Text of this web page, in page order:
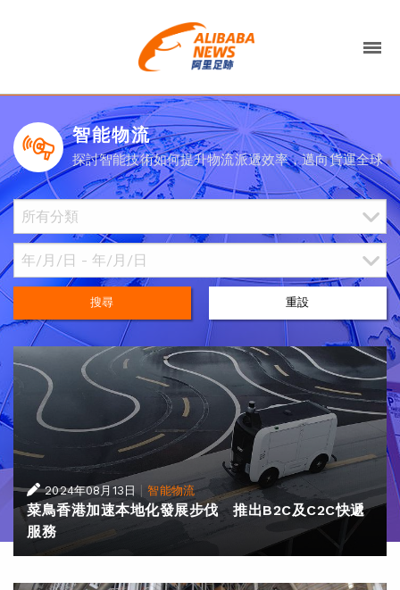
智能物流
探討智能技術如何提升物流派遞效率，邁向貨運全球
搜尋 重設
2024年08月13日 |智能物流
菜鳥香港加速本地化發展步伐 推出B2C及C2C快遞
服務